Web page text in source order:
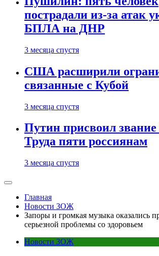
пострадали из-за атак
БПЛА на ДНР
3 месяца спустя
США расширили
связанные с Кубой
3 месяца спустя
Путин присвоил звание
Труда пяти россиянам
3 месяца спустя
Главная
Новости ЗОЖ
Запоры и громкая музыка оказались
серьезной проблемы со здоровьем
Новости ЗОЖ